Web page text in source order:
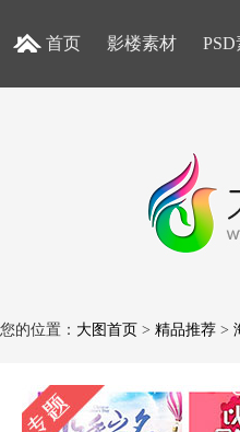
首页 影楼素材
您的位置： 大图首页 > 精品推荐 >